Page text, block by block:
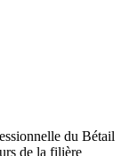
du Bétail
de la filière